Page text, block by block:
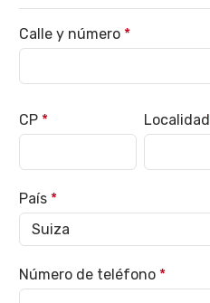
Calle y número *
CP * Localidad
País *
Número de teléfono *